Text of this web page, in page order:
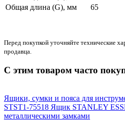
Общая длина (G), мм
65
Перед покупкой уточняйте технические
продавца.
С этим товаром часто
Ящики, сумки и пояса для
STST1-75518 Ящик STANLEY
металлическими замками